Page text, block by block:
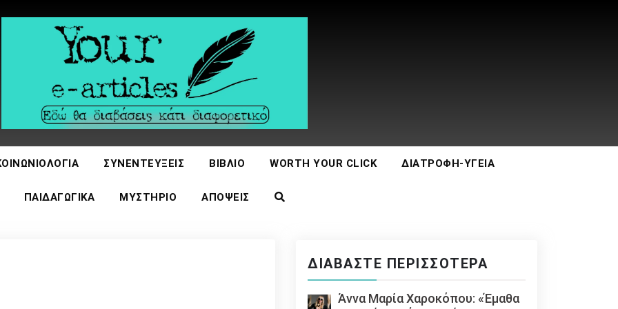
ΣΥΝΕΝΤΕΎΞΕΙΣ ΒΙΒΛΊΟ WORTH YOUR CLICK ΔΙΑΤΡΟΦΉ-ΥΓΕΊΑ
ΠΑΙΔΑΓΩΓΙΚΆ ΜΥΣΤΉΡΙΟ ΑΠΌΨΕΙΣ
ΔΙΑΒΆΣΤΕ ΠΕΡΙΣΣΌΤΕΡΑ
Άννα Μαρία Χαροκόπου: «Έμαθα